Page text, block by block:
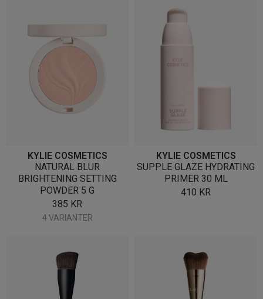
KYLIE COSMETICS
NATURAL BLUR
BRIGHTENING SETTING
POWDER 5 G
385 KR
4 VARIANTER
KYLIE COSMETICS
SUPPLE GLAZE HYDRATING
PRIMER 30 ML
410 KR